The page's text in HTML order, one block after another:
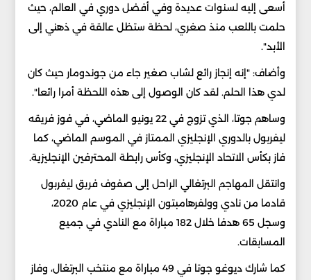
أسعى إليه لسنوات عديدة وفي أفضل دوري في العالم، حيث
حلمت باللعب منذ صغري، لحظة ستظل عالقة في ذهني إلى
الأبد".
وأضاف: "إنه إنجاز رائع لشاب صغير جاء من جوندومار حيث كان
لدي هذا الحلم. لقد كان الوصول إلى هذه اللحظة أمرا رائعا".
وساهم جوتا، الذي تزوج في 22 يونيو الماضي، في فوز فريقه
ليفربول بالدوري الإنجليزي الممتاز في الموسم الماضي، كما
فاز بكأس الاتحاد الإنجليزي، وكأس رابطة المحترفين الإنجليزية.
وانتقل المهاجم البرتغالي الراحل إلى صفوف فريق ليفربول
قادما من نادي وولفرهامبتون الإنجليزي في عام 2020،
وسجل 65 هدفا خلال 182 مباراة مع النادي في جميع
المسابقات.
كما شارك ديوغو جوتا في 49 مباراة مع منتخب البرتغال، وفاز